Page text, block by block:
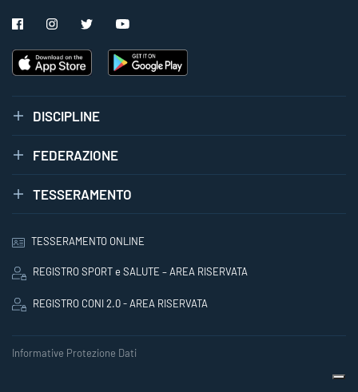
DISCIPLINE
FEDERAZIONE
TESSERAMENTO
TESSERAMENTO ONLINE
REGISTRO SPORT e SALUTE – AREA RISERVATA
REGISTRO CONI 2.0 - AREA RISERVATA
Informative Protezione Dati